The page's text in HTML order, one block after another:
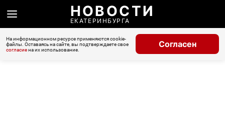
НОВОСТИ
ЕКАТЕРИНБУРГА
На информационном ресурсе применяются cookie-
файлы. Оставаясь на сайте, вы подтверждаете свое
согласиена их использование.
Согласен